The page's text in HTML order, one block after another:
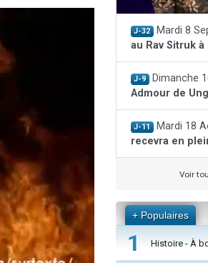
J-32 Mardi 8
au Rav Sitruk
J-9 Dimanche
Admour de
J-11 Mardi 18
recevra en
Voir
+ Populaires
1 Histoire - À